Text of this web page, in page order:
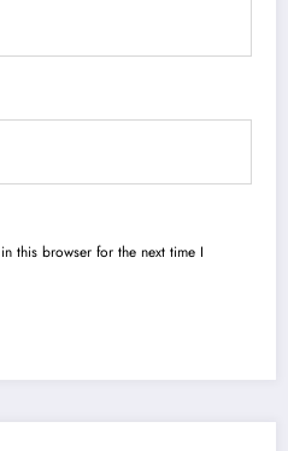
this browser for the next time I